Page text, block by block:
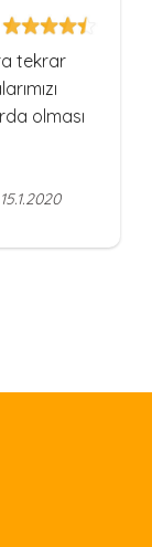
tekrar
olması
15.1.2020